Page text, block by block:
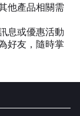
他產品相關需
息或優惠活動
好友，隨時掌